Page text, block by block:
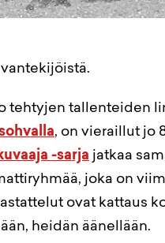
tehtyjen tallenteiden
, on vieraillut jo
-sarja jatkaa
joka on
ovat kattaus
heidän äänellään.